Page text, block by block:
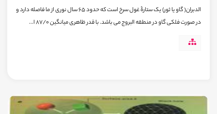
الدبران( گاو یا ثور) یک ستارۀ غول سرخ است که حدود 65 سال نوری از ما فاصله دارد و
در صورت فلکی گاو در منطقه البروج می باشد. با قدر ظاهری میانگین 87/0 ا...